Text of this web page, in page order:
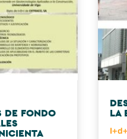
DE FONDO
LA